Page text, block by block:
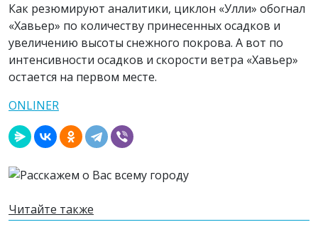
Как резюмируют аналитики, циклон «Улли» обогнал
«Хавьер» по количеству принесенных осадков и
увеличению высоты снежного покрова. А вот по
интенсивности осадков и скорости ветра «Хавьер»
остается на первом месте.
ONLINER
Читайте также